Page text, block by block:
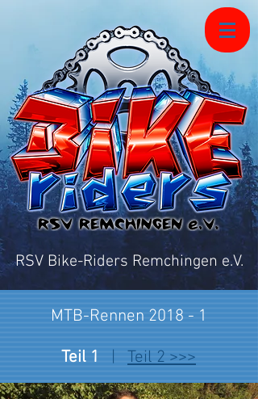
RSV Bike-Riders Remchingen e.V.
MTB-Rennen 2018 - 1
Teil 1 Teil 2 >>>